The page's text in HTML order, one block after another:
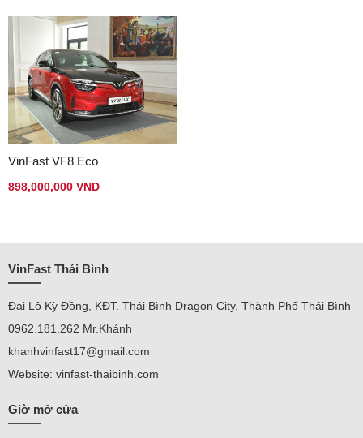
VinFast VF8 Eco
898,000,000 VND
VinFast Thái Bình
Đại Lộ Kỳ Đồng, KĐT. Thái Bình Dragon City, Thành Phố Thái Bình
0962.181.262 Mr.Khánh
khanhvinfast17@gmail.com
Website: vinfast-thaibinh.com
Giờ mở cửa